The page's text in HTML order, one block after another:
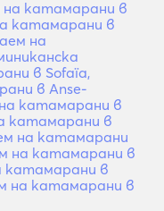
катамарани в
катамарани в
на
в Sofaïa,
в Anse-
катамарани в
катамарани в
на катамарани
на катамарани в
катамарани в
на катамарани в